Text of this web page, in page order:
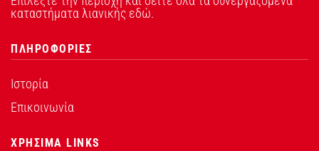
καταστήματα λιανικής εδώ.
ΠΛΗΡΟΦΟΡΙΕΣ
Ιστορία
Επικοινωνία
ΧΡΗΣΙΜΑ LINKS